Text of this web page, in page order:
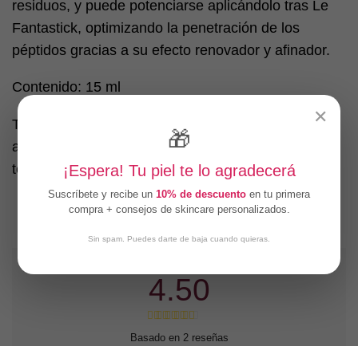
residuos, y puede potenciarse aplicándolo tras Le
Fantastick, optimizando la penetración de los
péptidos gracias a su efecto renovador y afinador.
Contenido: 15 ml
Tipo de piel: Todo tipo de piel, especialmente
aquellas con líneas de expresión o signos de
tensión facial.
4.50
Basado en 2 reseñas
✕
🎁
¡Espera! Tu piel te lo agradecerá
Suscríbete y recibe un 10% de descuento en tu primera
compra + consejos de skincare personalizados.
Sin spam. Puedes darte de baja cuando quieras.